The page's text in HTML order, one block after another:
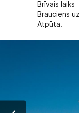
Brīvais laiks
Brauciens
Atpūta.